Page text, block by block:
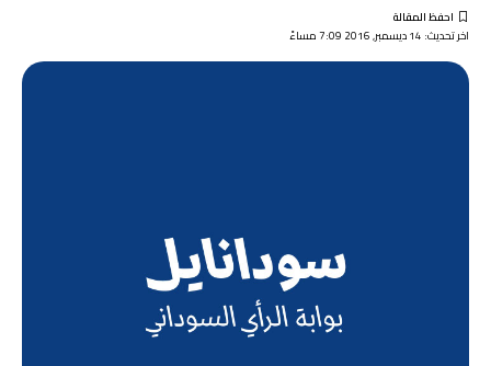
اخر تحديث: 14 ديسمبر, 2016 7:09 مساءً